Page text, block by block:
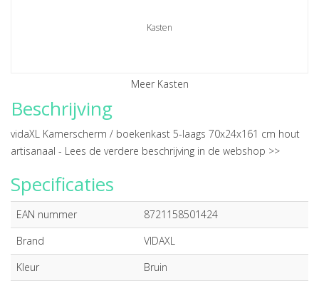
Kasten
Meer Kasten
Beschrijving
vidaXL Kamerscherm / boekenkast 5-laags 70x24x161 cm hout
artisanaal - Lees de verdere beschrijving in de webshop >>
Specificaties
EAN nummer
8721158501424
Brand
VIDAXL
Kleur
Bruin